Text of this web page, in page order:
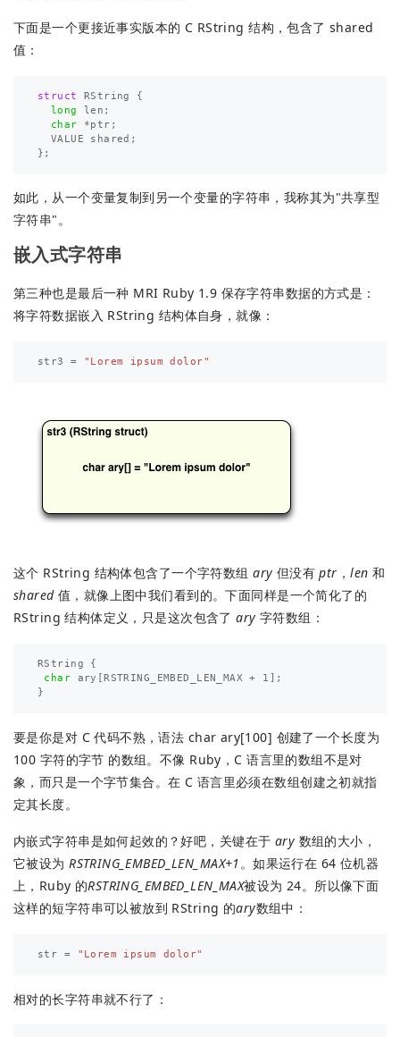
下面是一个更接近事实版本的 C RString 结构，包含了 shared
值：
struct RString
{
long
len ;
char
*ptr ;
VALUE
shared ;
};
如此，从一个变量复制到另一个变量的字符串，我称其为"共享型
字符串"。
嵌入式字符串
第三种也是最后一种 MRI Ruby 1.9 保存字符串数据的方式是：
将字符数据嵌入 RString 结构体自身，就像：
str3 = "Lorem ipsum dolor"
这个 RString 结构体包含了一个字符数组ary 但没有ptr ，len 和
shared值，就像上图中我们看到的。下面同样是一个简化了的
RString 结构体定义，只是这次包含了ary 字符数组：
RString
{
char
ary RSTRING_EMBED_LEN_MAX + 1
];
}
要是你是对 C 代码不熟，语法 char ary[100] 创建了一个长度为
100 字符的字节 的数组。不像 Ruby，C 语言里的数组不是对
象，而只是一个字节集合。在 C 语言里必须在数组创建之初就指
定其长度。
内嵌式字符串是如何起效的？好吧，关键在于 ary 数组的大小，
它被设为RSTRING_EMBED_LEN_MAX+1。如果运行在 64 位机器
上，Ruby 的RSTRING_EMBED_LEN_MAX被设为 24。所以像下面
这样的短字符串可以被放到 RString 的ary数组中：
str = "Lorem ipsum dolor"
相对的长字符串就不行了：